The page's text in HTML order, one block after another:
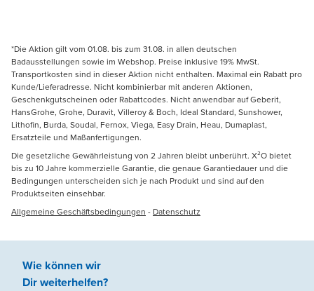
*Die Aktion gilt vom 01.08. bis zum 31.08. in allen deutschen
Badausstellungen sowie im Webshop. Preise inklusive 19% MwSt.
Transportkosten sind in dieser Aktion nicht enthalten. Maximal ein Rabatt pro
Kunde/Lieferadresse. Nicht kombinierbar mit anderen Aktionen,
Geschenkgutscheinen oder Rabattcodes. Nicht anwendbar auf Geberit,
HansGrohe, Grohe, Duravit, Villeroy & Boch, Ideal Standard, Sunshower,
Lithofin, Burda, Soudal, Fernox, Viega, Easy Drain, Heau, Dumaplast,
Ersatzteile und Maßanfertigungen.
Die gesetzliche Gewährleistung von 2 Jahren bleibt unberührt. X²O bietet
bis zu 10 Jahre kommerzielle Garantie, die genaue Garantiedauer und die
Bedingungen unterscheiden sich je nach Produkt und sind auf den
Produktseiten einsehbar.
Allgemeine Geschäftsbedingungen - Datenschutz
Wie können wir
Dir weiterhelfen?